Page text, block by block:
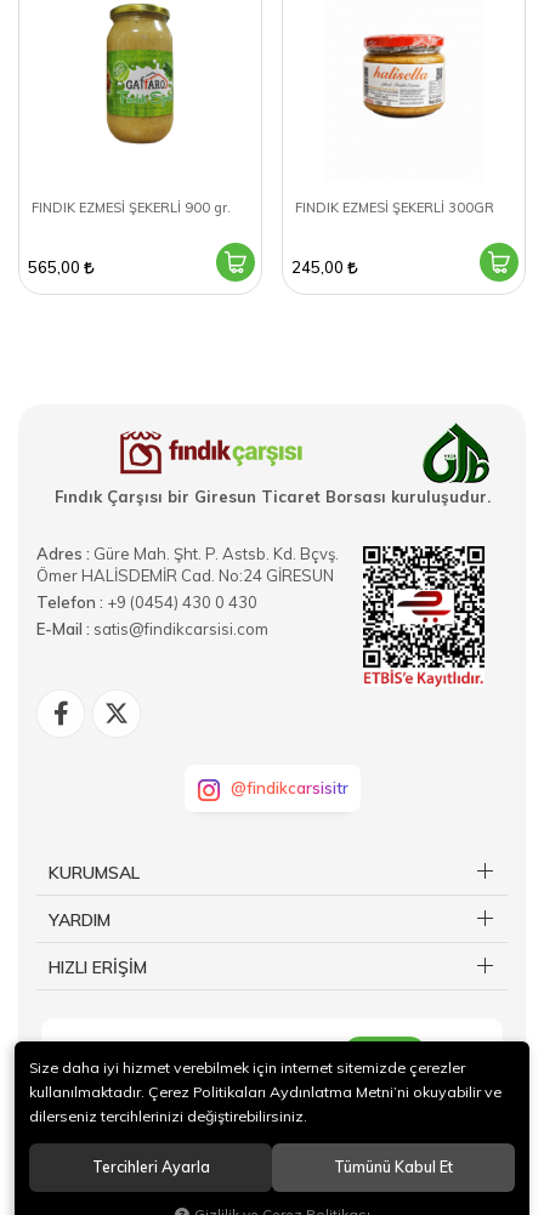
FINDIK EZMESİ ŞEKERLİ 900 gr.
565,00
FINDIK EZMESİ ŞEKERLİ 300GR
245,00
Fındık Çarşısı bir Giresun Ticaret Borsası kuruluşudur.
Adres : Güre Mah. Şht. P. Astsb. Kd. Bçvş.
Ömer HALİSDEMİR Cad. No:24 GİRESUN
Telefon : +9 (0454) 430 0 430
E-Mail : satis@findikcarsisi.com
@findikcarsisitr
KURUMSAL
YARDIM
HIZLI ERİŞİM
© 2024 Giresun Ticaret Borsası İktisadi İşletmesi Tüm hakları saklıdır.
Size daha iyi hizmet verebilmek için internet sitemizde çerezler
kullanılmaktadır. Çerez Politikaları Aydınlatma Metni’ni okuyabilir ve
dilerseniz tercihlerinizi değiştirebilirsiniz.
Tercihleri Ayarla Tümünü Kabul Et